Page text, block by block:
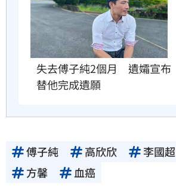
失去傅子純2個月　遺孀宣布
替他完成遺願
傅子純 高欣欣 李國超
方馨
血癌